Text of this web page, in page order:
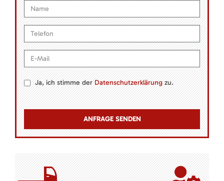
Ja, ich stimme derDatenschutzerklärungzu.